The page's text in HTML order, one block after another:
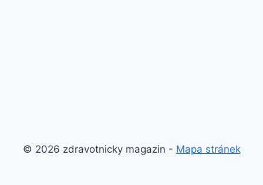
© 2026 zdravotnicky magazin - Mapa stránek